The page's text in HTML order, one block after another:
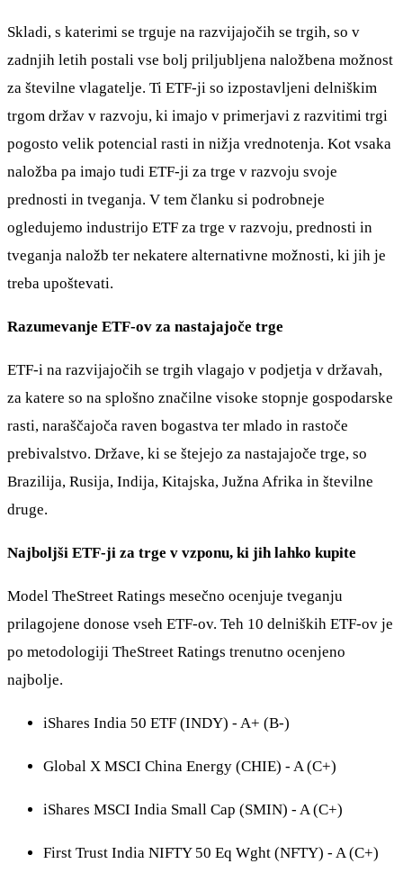
Skladi, s katerimi se trguje na razvijajočih se trgih, so v
zadnjih letih postali vse bolj priljubljena naložbena možnost
za številne vlagatelje. Ti ETF-ji so izpostavljeni delniškim
trgom držav v razvoju, ki imajo v primerjavi z razvitimi trgi
pogosto velik potencial rasti in nižja vrednotenja. Kot vsaka
naložba pa imajo tudi ETF-ji za trge v razvoju svoje
prednosti in tveganja. V tem članku si podrobneje
ogledujemo industrijo ETF za trge v razvoju, prednosti in
tveganja naložb ter nekatere alternativne možnosti, ki jih je
treba upoštevati.
Razumevanje ETF-ov za nastajajoče trge
ETF-i na razvijajočih se trgih vlagajo v podjetja v državah,
za katere so na splošno značilne visoke stopnje gospodarske
rasti, naraščajoča raven bogastva ter mlado in rastoče
prebivalstvo. Države, ki se štejejo za nastajajoče trge, so
Brazilija, Rusija, Indija, Kitajska, Južna Afrika in številne
druge.
Najboljši ETF-ji za trge v vzponu, ki jih lahko kupite
Model TheStreet Ratings mesečno ocenjuje tveganju
prilagojene donose vseh ETF-ov. Teh 10 delniških ETF-ov je
po metodologiji TheStreet Ratings trenutno ocenjeno
najbolje.
iShares India 50 ETF (INDY) - A+ (B-)
Global X MSCI China Energy (CHIE) - A (C+)
iShares MSCI India Small Cap (SMIN) - A (C+)
First Trust India NIFTY 50 Eq Wght (NFTY) - A (C+)